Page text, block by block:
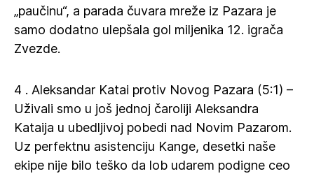
„paučinu“, a parada čuvara mreže iz Pazara je
samo dodatno ulepšala gol miljenika 12. igrača
Zvezde.
4 . Aleksandar Katai protiv Novog Pazara (5:1) –
Uživali smo u još jednoj čaroliji Aleksandra
Kataija u ubedljivoj pobedi nad Novim Pazarom.
Uz perfektnu asistenciju Kange, desetki naše
ekipe nije bilo teško da lob udarem podigne ceo